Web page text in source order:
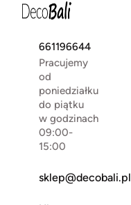
661196644
Pracujemy
od
poniedziałku
do piątku
w godzinach
09:00-
15:00
sklep@decobali.pl